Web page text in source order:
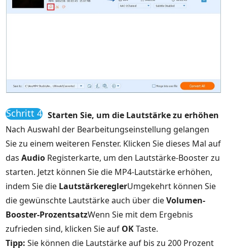
Schritt 4 Starten Sie, um die Lautstärke zu erhöhen
Nach Auswahl der Bearbeitungseinstellung gelangen
Sie zu einem weiteren Fenster. Klicken Sie dieses Mal auf
dasAudio Registerkarte, um den Lautstärke-Booster zu
starten. Jetzt können Sie die MP4-Lautstärke erhöhen,
indem Sie die LautstärkereglerUmgekehrt können Sie
die gewünschte Lautstärke auch über dieVolumen-
Booster-ProzentsatzWenn Sie mit dem Ergebnis
zufrieden sind, klicken Sie auf OKTaste.
Tipp: Sie können die Lautstärke auf bis zu 200 Prozent